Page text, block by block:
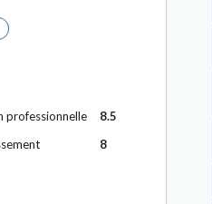
professionnelle
8.5
8